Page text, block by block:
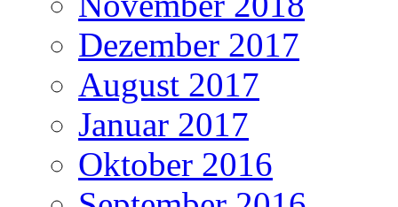
Dezember 2017
August 2017
Januar 2017
Oktober 2016